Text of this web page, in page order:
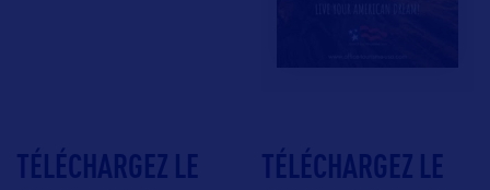
TÉLÉCHARGEZ LE
TÉLÉCHARGEZ LE